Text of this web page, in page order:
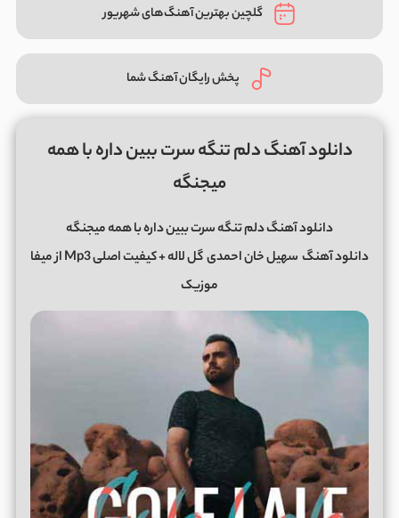
گلچین بهترین آهنگ‌های شهریور
پخش رایگان آهنگ شما
دانلود آهنگ دلم تنگه سرت ببین داره با همه
میجنگه
دانلود آهنگ دلم تنگه سرت ببین داره با همه میجنگه
دانلود آهنگ سهیل خان احمدی
گل لاله + کیفیت اصلی Mp3 از میفا
موزیک